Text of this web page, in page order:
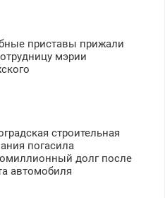
безопасности с з/п до
125000 руб.
приставы прижали
мэрии
строительная
погасила
долг после
автомобиля